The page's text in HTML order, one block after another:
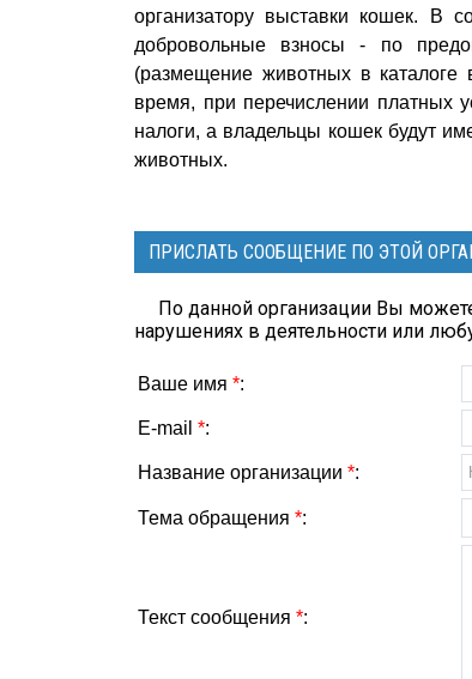
организатору выставки кошек. В
добровольные взносы - по
(размещение животных в каталоге
время, при перечислении платных
налоги, а владельцы кошек будут
животных.
ПРИСЛАТЬ СООБЩЕНИЕ ПО ЭТОЙ
По данной организации Вы
нарушениях в деятельности или
Ваше имя *:
E-mail *:
Название организации *:
Тема обращения *:
Текст сообщения *: